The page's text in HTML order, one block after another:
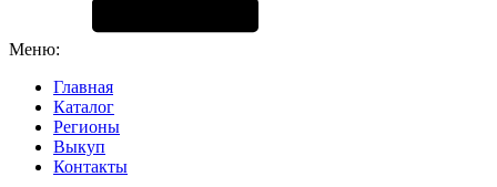
Меню:
Главная
Каталог
Регионы
Выкуп
Контакты